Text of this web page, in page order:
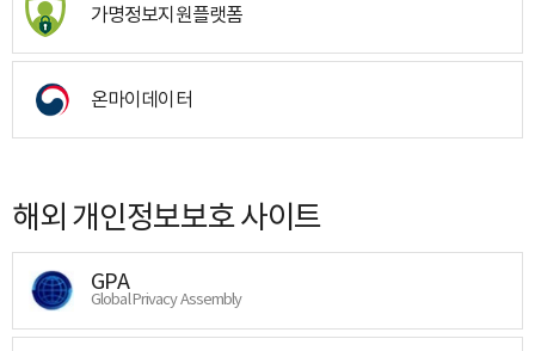
가명정보지원플랫폼
온마이데이터
해외 개인정보보호 사이트
GPA
Global Privacy Assembly